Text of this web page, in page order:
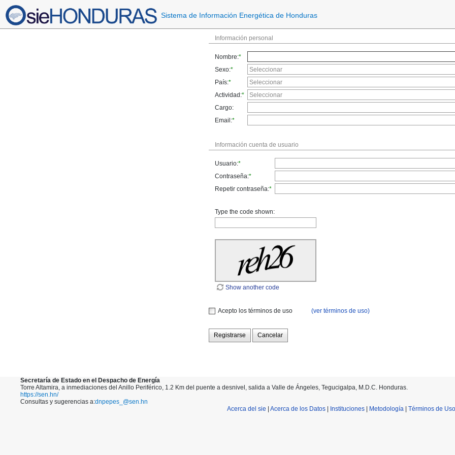
Sistema de Información Energética de Honduras
Información personal
Nombre:*
Sexo:*
País:*
Actividad:*
Cargo:
Email:*
Información cuenta de usuario
Usuario:*
Contraseña:*
Repetir contraseña:*
Type the code shown:
Show another code
Acepto los términos de uso (ver términos de uso)
Registrarse Cancelar
Secretaría de Estado en el Despacho de Energía
Torre Altamira, a inmediaciones del Anillo Periférico, 1.2 Km del puente a desnivel, salida a Valle de Ángeles, Tegucigalpa, M.D.C. Honduras.
https://sen.hn/
Consultas y sugerencias a:dnpepes_@sen.hn
Acerca del sie
Acerca de los Datos Instituciones Metodología Términos de Uso